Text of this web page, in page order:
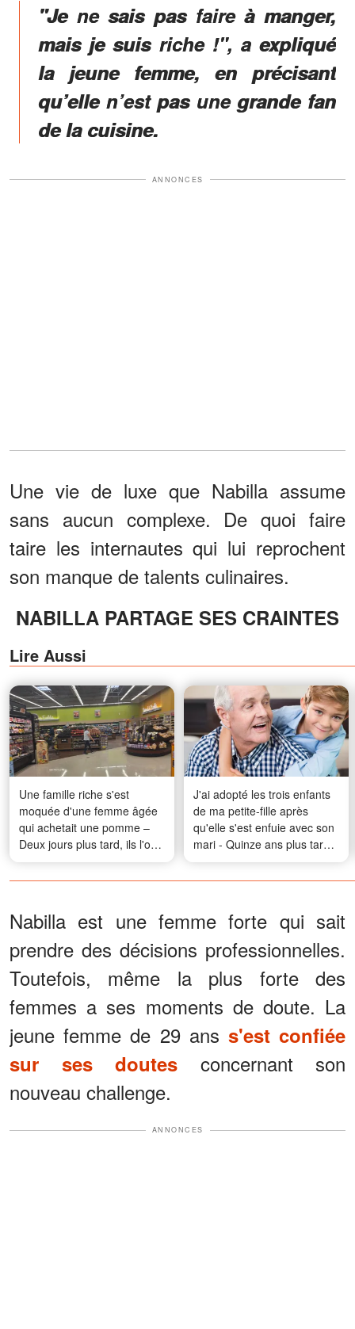
"Je ne sais pas faire à manger,
mais je suis riche !", a expliqué
la jeune femme, en précisant
qu’elle n’est pas une grande fan
de la cuisine.
ANNONCES
Une vie de luxe que Nabilla assume
sans aucun complexe. De quoi faire
taire les internautes qui lui reprochent
son manque de talents culinaires.
NABILLA PARTAGE SES CRAINTES
Lire Aussi
Une famille riche s'est
moquée d'une femme âgée
qui achetait une pomme –
Deux jours plus tard, ils l'ont
suppliée de leur pardonner
J'ai adopté les trois enfants
de ma petite-fille après
qu'elle s'est enfuie avec son
mari - Quinze ans plus tard,
elle est revenue pour
l'anniversaire de l'aîné, et
qui l'a fait pâlir
Nabilla est une femme forte qui sait
prendre des décisions professionnelles.
Toutefois, même la plus forte des
femmes a ses moments de doute. La
jeune femme de 29 ans s'est confiée
sur ses doutes concernant son
nouveau challenge.
ANNONCES